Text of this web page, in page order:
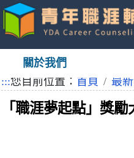
跳
到
要
內
容
關於我們
:::您目前位置： 首頁 最
「職涯夢起點」獎